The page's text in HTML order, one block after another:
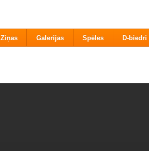
Ziņas Galerijas Spēles D-biedri